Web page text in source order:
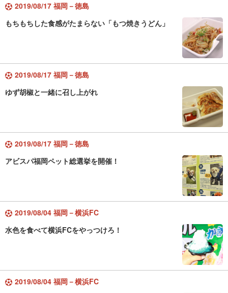
2019/08/17 福岡－徳島
もちもちした食感がたまらない「もつ焼きうどん」
2019/08/17 福岡－徳島
ゆず胡椒と一緒に召し上がれ
2019/08/17 福岡－徳島
アビスパ福岡ペット総選挙を開催！
2019/08/04 福岡－横浜FC
水色を食べて横浜FCをやっつけろ！
2019/08/04 福岡－横浜FC